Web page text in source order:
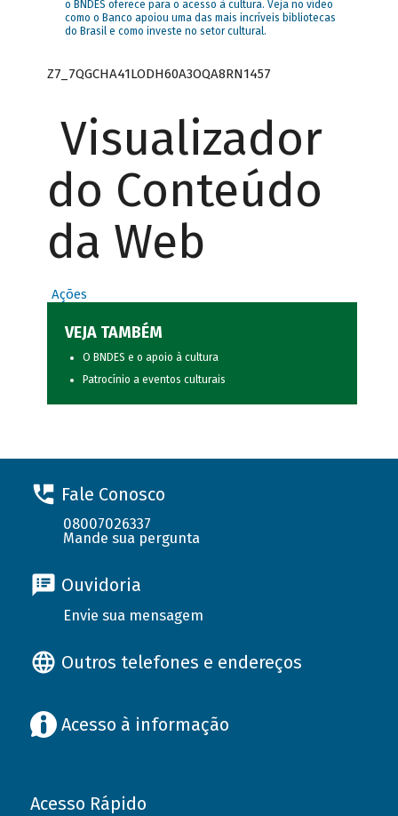
o BNDES oferece para o acesso à cultura. Veja no vídeo
como o Banco apoiou uma das mais incríveis bibliotecas
do Brasil e como investe no setor cultural.
Z7_7QGCHA41LODH60A3OQA8RN1457
Visualizador
do Conteúdo
da Web
Ações
VEJA TAMBÉM
O BNDES e o apoio à cultura
Patrocínio a eventos culturais
Fale Conosco
08007026337
Mande sua pergunta
Ouvidoria
Envie sua mensagem
Outros telefones e endereços
Acesso à informação
Acesso Rápido